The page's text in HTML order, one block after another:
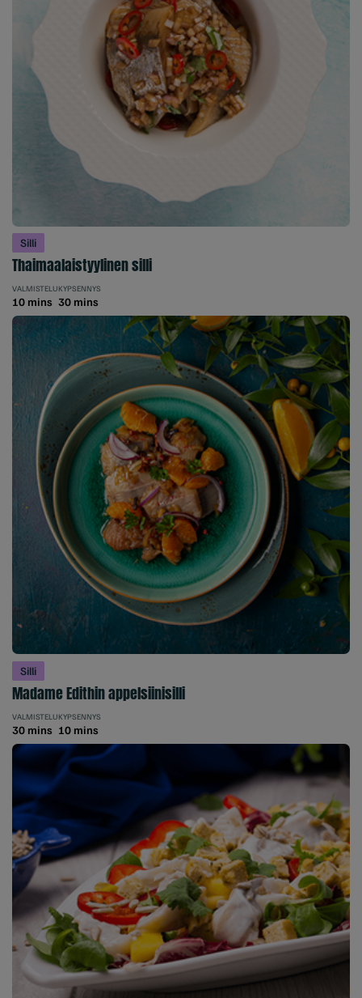
Silli
Thaimaalaistyylinen silli
VALMISTELU
10 mins
KYPSENNYS
30 mins
Silli
Madame Edithin appelsiinisilli
VALMISTELU
30 mins
KYPSENNYS
10 mins